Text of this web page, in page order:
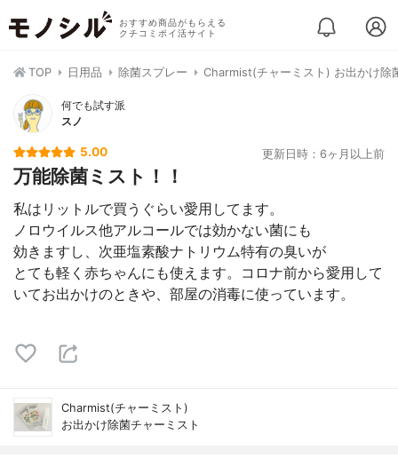
おすすめ商品がもらえる
クチコミポイ活サイト
TOP 日用品 除菌スプレー Charmist(チャーミスト) お出かけ除
何でも試す派
スノ
5.00 更新日時：6ヶ月以上前
万能除菌ミスト！！
私はリットルで買うぐらい愛用してます。
ノロウイルス他アルコールでは効かない菌にも
効きますし、次亜塩素酸ナトリウム特有の臭いが
とても軽く赤ちゃんにも使えます。コロナ前から愛用して
いてお出かけのときや、部屋の消毒に使っています。
Charmist(チャーミスト)
お出かけ除菌チャーミスト